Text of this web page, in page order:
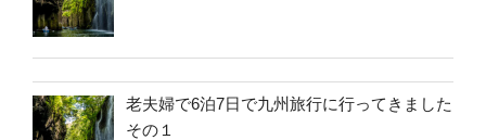
老夫婦で6泊7日で九州旅行に行ってきました
その１